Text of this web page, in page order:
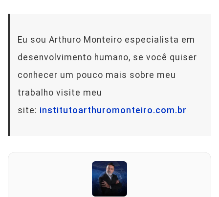
Eu sou Arthuro Monteiro especialista em
desenvolvimento humano, se você quiser
conhecer um pouco mais sobre meu
trabalho visite meu
site: institutoarthuromonteiro.com.br